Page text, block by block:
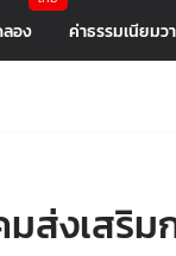
อง ค่าธรรมเนียม
ส่งเสริม